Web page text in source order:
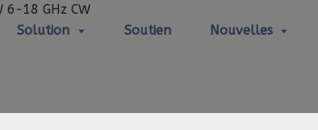
Solution Soutien Nouvelles